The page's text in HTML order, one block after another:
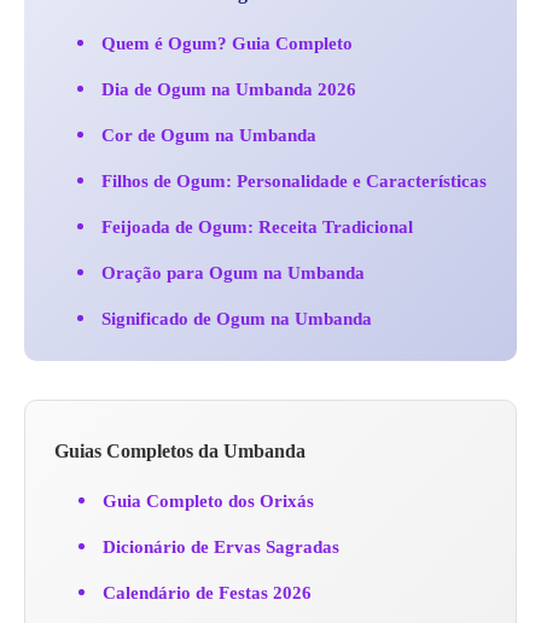
Quem é Ogum? Guia Completo
Dia de Ogum na Umbanda 2026
Cor de Ogum na Umbanda
Filhos de Ogum: Personalidade e Características
Feijoada de Ogum: Receita Tradicional
Oração para Ogum na Umbanda
Significado de Ogum na Umbanda
Guias Completos da Umbanda
Guia Completo dos Orixás
Dicionário de Ervas Sagradas
Calendário de Festas 2026